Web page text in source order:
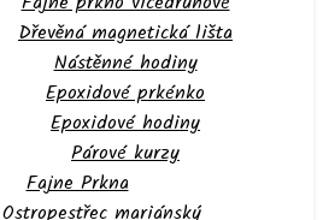
Dřevěná magnetická lišta
Nástěnné hodiny
Epoxidové prkénko
Epoxidové hodiny
Párové kurzy
Fajne Prkna
Ostropestřec mariánský